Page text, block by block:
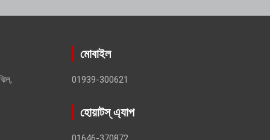
মোবাইল
01939-300621
হোয়াটস্ এ্যাপ